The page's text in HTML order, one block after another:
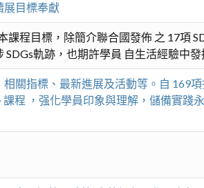
展目標奉獻
程目標，除簡介聯合國發佈 之 17項
軌跡，也期許學員 自生活經驗中
關指標、最新進展及活動等。自 169
程 ，强化學員印象與理解，儲備實